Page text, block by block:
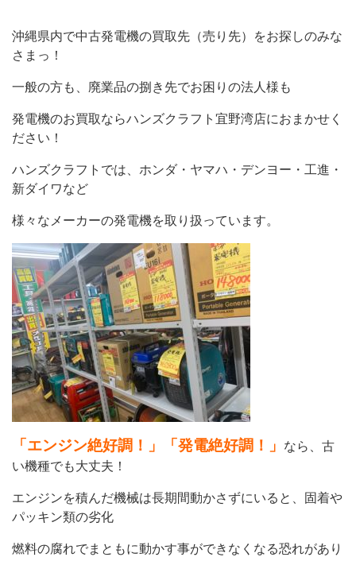
沖縄県内で中古発電機の買取先（売り先）をお探しのみな
さまっ！
一般の方も、廃業品の捌き先でお困りの法人様も
発電機のお買取ならハンズクラフト宜野湾店におまかせく
ださい！
ハンズクラフトでは、ホンダ・ヤマハ・デンヨー・工進・
新ダイワなど
様々なメーカーの発電機を取り扱っています。
「エンジン絶好調！」「発電絶好調！」
なら、古
い機種でも大丈夫！
エンジンを積んだ機械は長期間動かさずにいると、固着や
パッキン類の劣化
燃料の腐れでまともに動かす事ができなくなる恐れがあり